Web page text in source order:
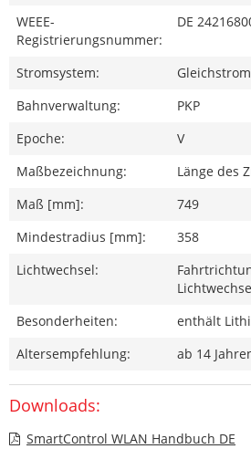
WEEE-
Registrierungsnummer:
DE
Stromsystem:
Gleichstrom
Bahnverwaltung:
PKP
Epoche:
V
Maßbezeichnung:
Länge des
Maß [mm]:
749
Mindestradius [mm]:
358
Lichtwechsel:
Besonderheiten:
enthält
Altersempfehlung:
ab 14
Downloads:
SmartControl WLAN Handbuch DE